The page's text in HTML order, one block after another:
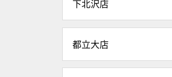
下北沢店
都立大店